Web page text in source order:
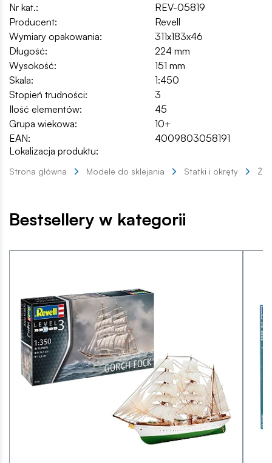
Nr kat.:
REV-05819
Producent:
Revell
Wymiary opakowania:
311x183x46
Długość:
224 mm
Wysokość:
151 mm
Skala:
1:450
Stopień trudności:
3
Ilość elementów:
45
Grupa wiekowa:
10+
EAN:
4009803058191
Lokalizacja produktu:
Strona główna Modele do sklejania Statki i okręty
Bestsellery w kategorii